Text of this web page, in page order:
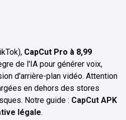
CapCut Pro à 8,99
de l'IA pour générer voix,
d'arrière-plan vidéo. Attention
en dehors des stores
Notre guide : CapCut APK
légale.